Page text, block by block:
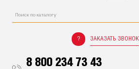
ЗАКАЗАТЬ ЗВОНОК
8 800 234 73 43